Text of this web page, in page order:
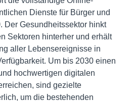
Dienste für Bürger und
Der Gesundheitssektor hinkt
Sektoren hinterher und erhält
aller Lebensereignisse in
Um bis 2030 einen
hochwertigen digitalen
sind gezielte
um die bestehenden